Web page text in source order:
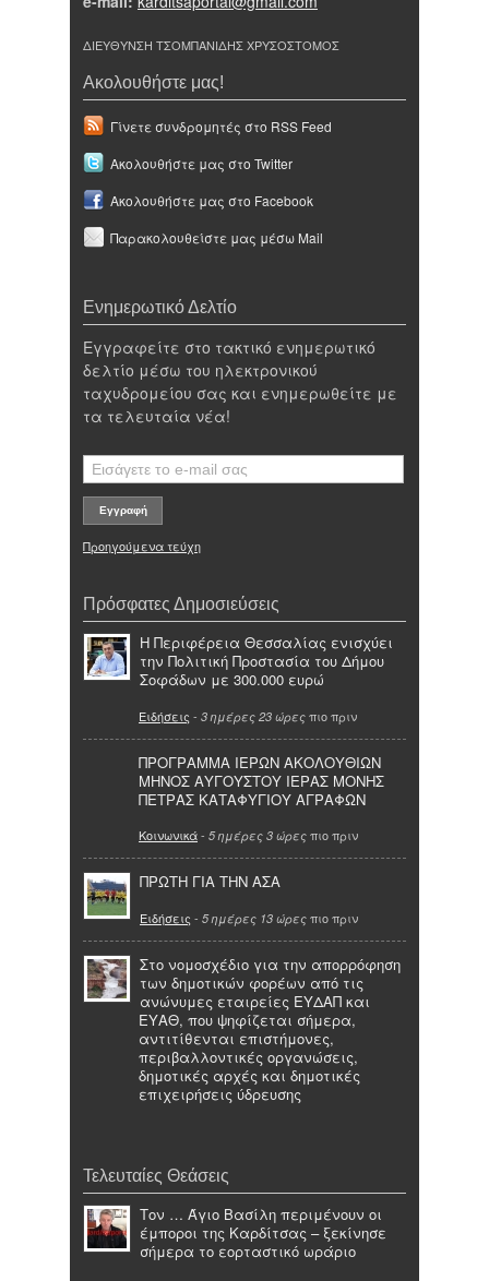
ΔΙΕΥΘΥΝΣΗ ΤΣΟΜΠΑΝΙΔΗΣ ΧΡΥΣΟΣΤΟΜΟΣ
Ακολουθήστε μας!
Γίνετε συνδρομητές στο RSS Feed
Ακολουθήστε μας στο Twitter
Ακολουθήστε μας στο Facebook
Παρακολουθείστε μας μέσω Mail
Ενημερωτικό Δελτίο
Εγγραφείτε στο τακτικό ενημερωτικό
δελτίο μέσω του ηλεκτρονικού
ταχυδρομείου σας και ενημερωθείτε με
τα τελευταία νέα!
Προηγούμενα τεύχη
Πρόσφατες Δημοσιεύσεις
Η Περιφέρεια Θεσσαλίας ενισχύει
την Πολιτική Προστασία του Δήμου
Σοφάδων με 300.000 ευρώ
Ειδήσεις - 3 ημέρες 23 ώρες πιο πριν
ΠΡΟΓΡΑΜΜΑ ΙΕΡΩΝ ΑΚΟΛΟΥΘΙΩΝ
ΜΗΝΟΣ ΑΥΓΟΥΣΤΟΥ ΙΕΡΑΣ ΜΟΝΗΣ
ΠΕΤΡΑΣ ΚΑΤΑΦΥΓΙΟΥ ΑΓΡΑΦΩΝ
Κοινωνικά- 5 ημέρες 3 ώρες πιο πριν
ΠΡΩΤΗ ΓΙΑ ΤΗΝ ΑΣΑ
Ειδήσεις - 5 ημέρες 13 ώρες πιο πριν
Στο νομοσχέδιο για την απορρόφηση
των δημοτικών φορέων από τις
ανώνυμες εταιρείες ΕΥΔΑΠ και
ΕΥΑΘ, που ψηφίζεται σήμερα,
αντιτίθενται επιστήμονες,
περιβαλλοντικές οργανώσεις,
δημοτικές αρχές και δημοτικές
επιχειρήσεις ύδρευσης
Τελευταίες Θεάσεις
Τον … Άγιο Βασίλη περιμένουν οι
έμποροι της Καρδίτσας – ξεκίνησε
σήμερα το εορταστικό ωράριο